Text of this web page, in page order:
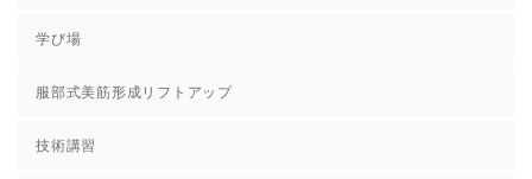
学び場
服部式美筋形成リフトアップ
技術講習